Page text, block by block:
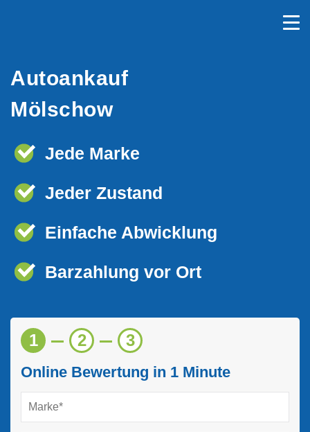
Autoankauf
Mölschow
Jede Marke
Jeder Zustand
Einfache Abwicklung
Barzahlung vor Ort
1 2 3
Online Bewertung in 1 Minute